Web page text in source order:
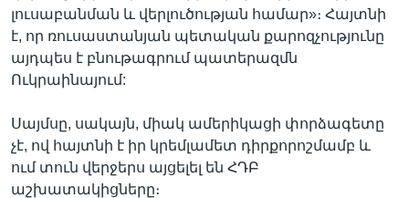
լուսաբանման և վերլուծության համար»։ Հայտնի
է, որ ռուսաստանյան պետական քարոզչությունը
այդպես է բնութագրում պատերազմն
Ուկրաինայում:
Սայմսը, սակայն, միակ ամերիկացի փորձագետը
չէ, ով հայտնի է իր կրեմլամետ դիրքորոշմամբ և
ում տուն վերջերս այցելել են ՀԴԲ
աշխատակիցները։